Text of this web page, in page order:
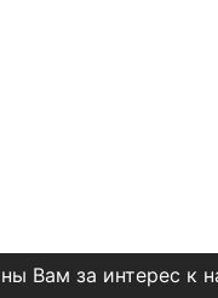
Вам за интерес к